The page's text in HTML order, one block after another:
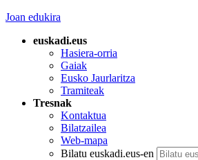
Joan edukira
euskadi.eus
Hasiera-orria
Gaiak
Eusko Jaurlaritza
Tramiteak
Tresnak
Kontaktua
Bilatzailea
Web-mapa
Bilatu euskadi.eus-en